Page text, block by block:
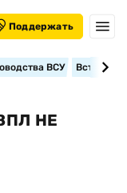
Поддержать
ВСУ
НЕ